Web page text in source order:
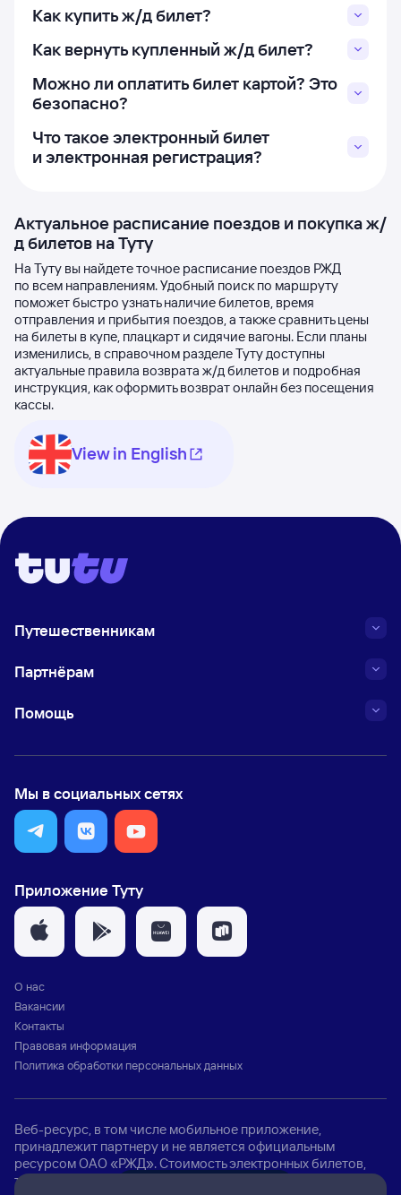
Как купить ж/д билет?
Как вернуть купленный ж/д билет?
Можно ли оплатить билет картой? Это
безопасно?
Что такое электронный билет
и электронная регистрация?
Актуальное расписание поездов и покупка ж/
д билетов на Туту
На Туту вы найдете точное расписание поездов РЖД
по всем направлениям. Удобный поиск по маршруту
поможет быстро узнать наличие билетов, время
отправления и прибытия поездов, а также сравнить цены
на билеты в купе, плацкарт и сидячие вагоны. Если планы
изменились, в справочном разделе Туту доступны
актуальные правила возврата ж/д билетов и подробная
инструкция, как оформить возврат онлайн без посещения
кассы.
View in English
Путешественникам
Партнёрам
Помощь
Мы в социальных сетях
Приложение Туту
О нас
Вакансии
Контакты
Правовая информация
Политика обработки персональных данных
Веб-ресурс, в том числе мобильное приложение,
принадлежит партнеру и не является официальным
ресурсом ОАО «РЖД». Стоимость электронных билетов,
талонов, электронных перевозочных документов, услуг